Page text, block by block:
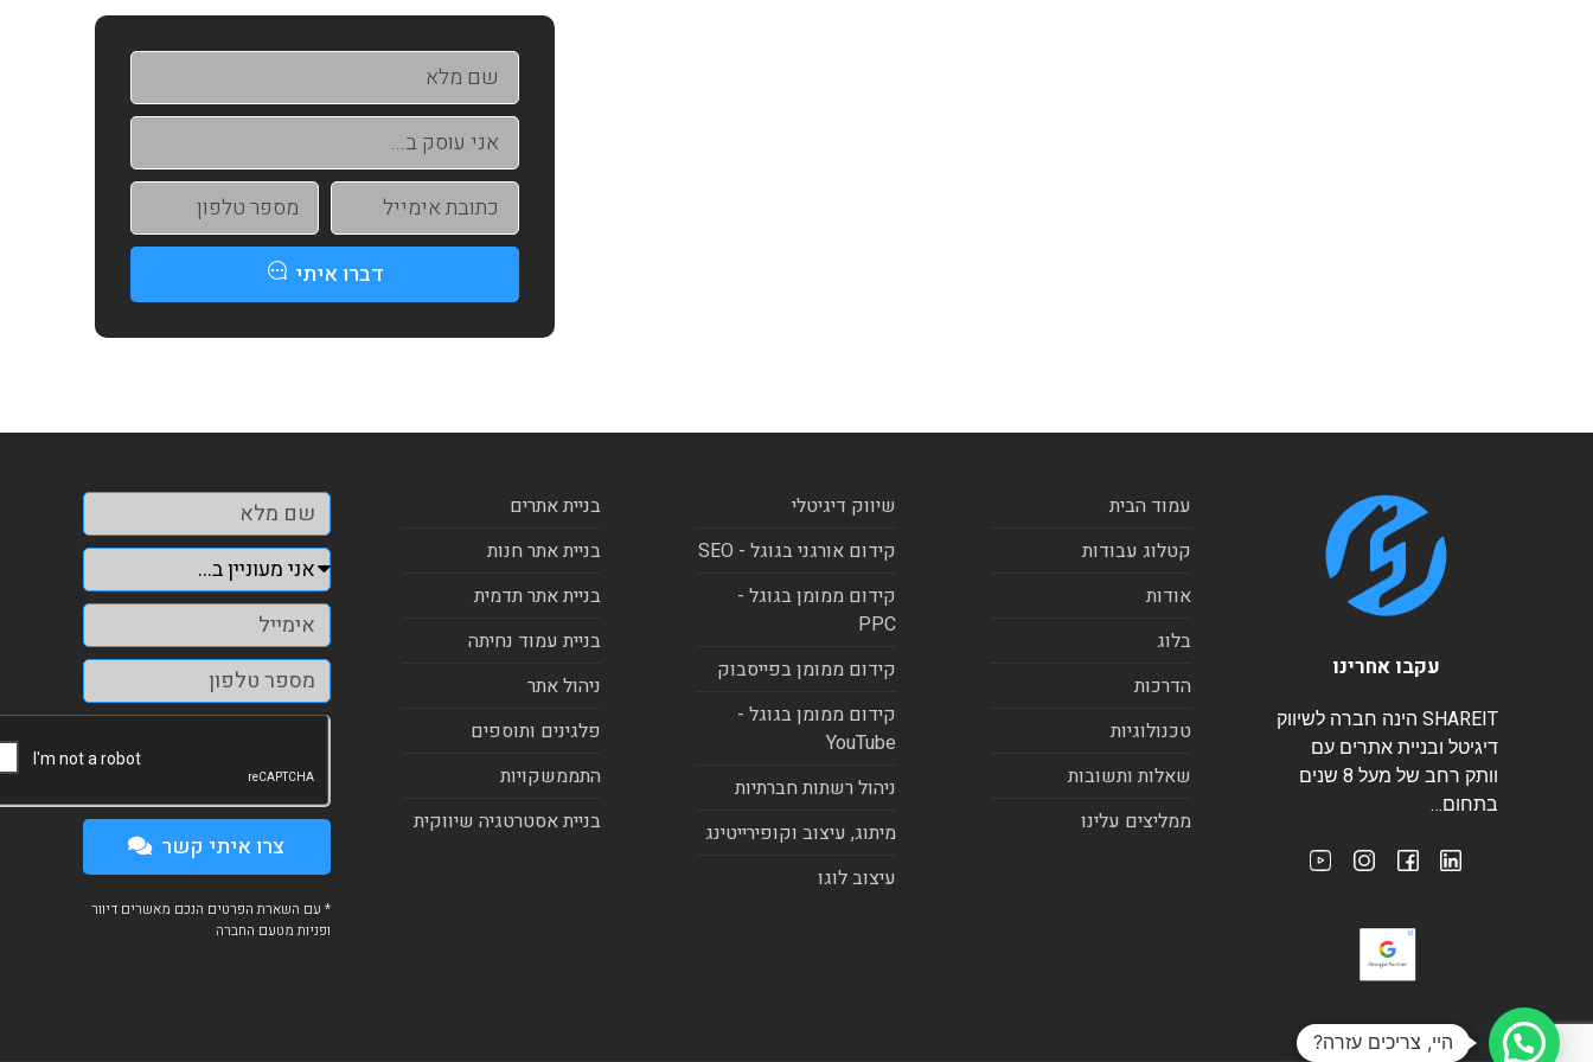
דברו איתי
עקבו אחרינו
SHAREIT הינה חברה לשיווק
דיגיטל ובניית אתרים עם
וותק רחב של מעל 8 שנים
בתחום…
עמוד הבית
קטלוג עבודות
אודות
בלוג
הדרכות
טכנולוגיות
שאלות ותשובות
ממליצים עלינו
שיווק דיגיטלי
קידום אורגני בגוגל - SEO
קידום ממומן בגוגל -
PPC
קידום ממומן בפייסבוק
קידום ממומן בגוגל -
YouTube
ניהול רשתות חברתיות
מיתוג, עיצוב וקופירייטינג
עיצוב לוגו
בניית אתרים
בניית אתר חנות
בניית אתר תדמית
בניית עמוד נחיתה
ניהול אתר
פלגינים ותוספים
התממשקויות
בניית אסטרטגיה שיווקית
צרו איתי קשר
* עם השארת הפרטים הנכם מאשרים דיוור
ופניות מטעם החברה
היי, צריכים עזרה?